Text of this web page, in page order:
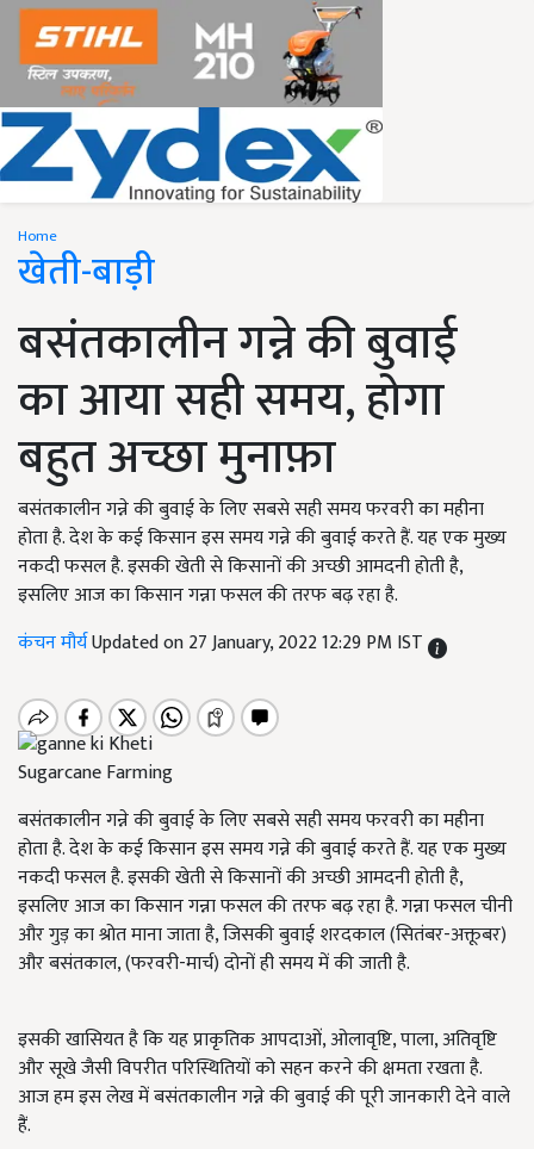
Home
खेती-बाड़ी
बसंतकालीन गन्ने की बुवाई
का आया सही समय, होगा
बहुत अच्छा मुनाफ़ा
बसंतकालीन गन्ने की बुवाई के लिए सबसे सही समय फरवरी का महीना
होता है. देश के कई किसान इस समय गन्ने की बुवाई करते हैं. यह एक मुख्य
नकदी फसल है. इसकी खेती से किसानों की अच्छी आमदनी होती है,
इसलिए आज का किसान गन्ना फसल की तरफ बढ़ रहा है.
कंचन मौर्यUpdated on 27 January, 2022 12:29 PM IST
Sugarcane Farming
बसंतकालीन गन्ने की बुवाई के लिए सबसे सही समय फरवरी का महीना
होता है. देश के कई किसान इस समय गन्ने की बुवाई करते हैं. यह एक मुख्य
नकदी फसल है. इसकी खेती से किसानों की अच्छी आमदनी होती है,
इसलिए आज का किसान गन्ना फसल की तरफ बढ़ रहा है. गन्ना फसल चीनी
और गुड़ का श्रोत माना जाता है, जिसकी बुवाई शरदकाल (सितंबर-अक्तूबर)
और बसंतकाल, (फरवरी-मार्च) दोनों ही समय में की जाती है.
इसकी खासियत है कि यह प्राकृतिक आपदाओं, ओलावृष्टि, पाला, अतिवृष्टि
और सूखे जैसी विपरीत परिस्थितियों को सहन करने की क्षमता रखता है.
आज हम इस लेख में बसंतकालीन गन्ने की बुवाई की पूरी जानकारी देने वाले
हैं.